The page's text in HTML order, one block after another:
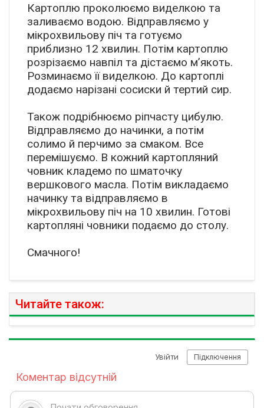
Картоплю проколюємо виделкою та
заливаємо водою. Відправляємо у
мікрохвильову піч та готуємо
приблизно 12 хвилин. Потім картоплю
розрізаємо навпіл та дістаємо м’якоть.
Розминаємо її виделкою. До картоплі
додаємо нарізані сосиски й тертий сир.
Також подрібнюємо ріпчасту цибулю.
Відправляємо до начинки, а потім
солимо й перчимо за смаком. Все
перемішуємо. В кожний картопляний
човник кладемо по шматочку
вершкового масла. Потім викладаємо
начинку та відправляємо в
мікрохвильову піч на 10 хвилин. Готові
картопляні човники подаємо до столу.
Смачного!
Читайте також: